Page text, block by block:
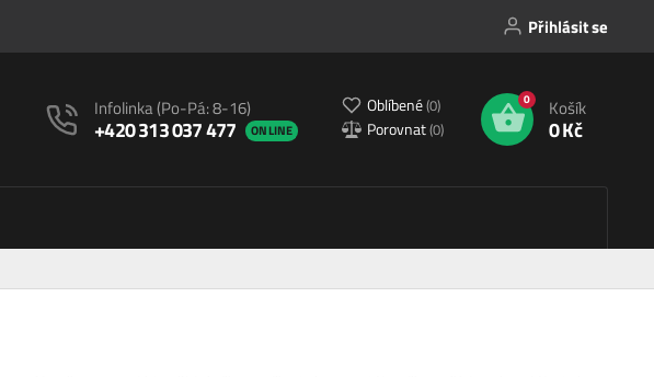
Přihlásit se
Infolinka(Po-Pá: 8-16)
+420 313 037 477 ONLINE
Oblíbené(0)
Porovnat(0)
0 Košík
0 Kč